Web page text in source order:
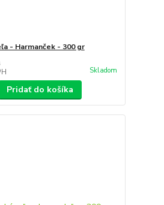
- Harmanček - 300 gr
Skladom
Pridať do košíka